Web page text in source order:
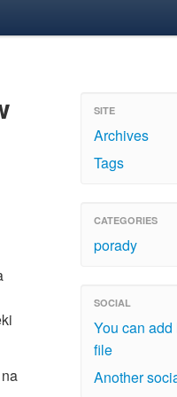
SITE
Archives
Tags
CATEGORIES
porady
SOCIAL
You can
file
Another